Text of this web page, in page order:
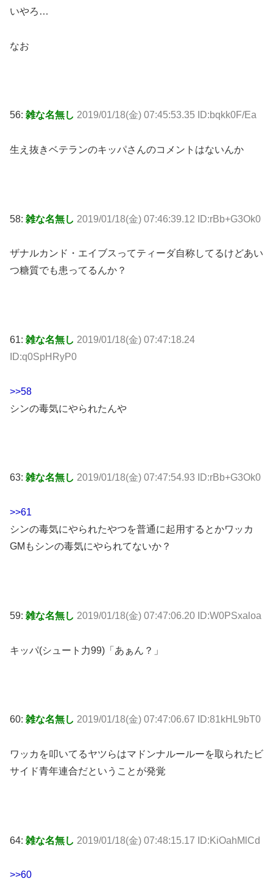
いやろ…
なお
56: 雑な名無し 2019/01/18(金) 07:45:53.35 ID:bqkk0F/Ea
生え抜きベテランのキッパさんのコメントはないんか
58: 雑な名無し 2019/01/18(金) 07:46:39.12 ID:rBb+G3Ok0
ザナルカンド・エイブスってティーダ自称してるけどあい
つ糖質でも患ってるんか？
61: 雑な名無し 2019/01/18(金) 07:47:18.24
ID:q0SpHRyP0
>>58
シンの毒気にやられたんや
63: 雑な名無し 2019/01/18(金) 07:47:54.93 ID:rBb+G3Ok0
>>61
シンの毒気にやられたやつを普通に起用するとかワッカ
GMもシンの毒気にやられてないか？
59: 雑な名無し 2019/01/18(金) 07:47:06.20 ID:W0PSxaloa
キッパ(シュート力99)「あぁん？」
60: 雑な名無し 2019/01/18(金) 07:47:06.67 ID:81kHL9bT0
ワッカを叩いてるヤツらはマドンナルールーを取られたビ
サイド青年連合だということが発覚
64: 雑な名無し 2019/01/18(金) 07:48:15.17 ID:KiOahMlCd
>>60